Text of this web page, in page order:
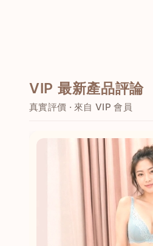
VIP 最新產品評論
真實評價 · 來自 VIP 會員